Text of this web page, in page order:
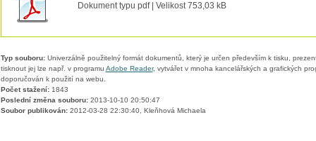
Dokument typu pdf | Velikost 753,03 kB
Typ souboru:Univerzálně použitelný formát dokumentů, který je určen především k tisku,
tisknout jej lze např. v programu Adobe Reader, vytvářet v mnoha kancelářských a grafických
doporučován k použití na webu.
Počet stažení:1843
Poslední změna souboru:2013-10-10 20:50:47
Soubor publikován:2012-03-28 22:30:40, Kleňhová Michaela